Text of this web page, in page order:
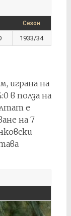
Сезон
1933/34
играна на
в полза на
е
на 7